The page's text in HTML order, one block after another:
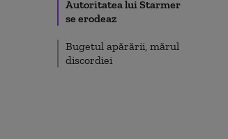
Autoritatea lui Starmer
se erodeaz
Bugetul apărării, mărul
discordiei